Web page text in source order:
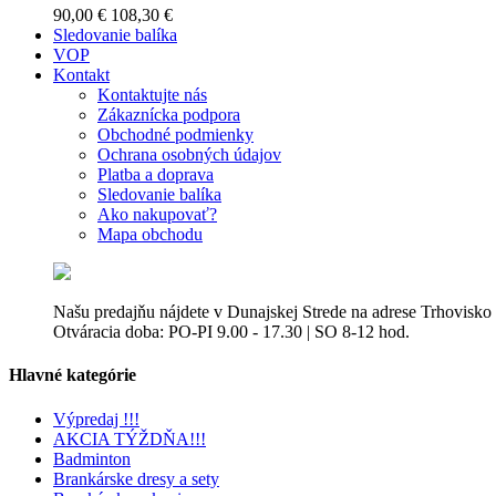
90,00 € 108,30 €
Sledovanie balíka
VOP
Kontakt
Kontaktujte nás
Zákaznícka podpora
Obchodné podmienky
Ochrana osobných údajov
Platba a doprava
Sledovanie balíka
Ako nakupovať?
Mapa obchodu
Našu predajňu nájdete v Dunajskej Strede na adrese Trhovisko
Otváracia doba: PO-PI 9.00 - 17.30 | SO 8-12 hod.
Hlavné kategórie
Výpredaj !!!
AKCIA TÝŽDŇA!!!
Badminton
Brankárske dresy a sety